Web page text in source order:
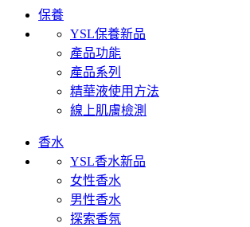
保養
YSL保養新品
產品功能
產品系列
精華液使用方法
線上肌膚檢測
香水
YSL香水新品
女性香水
男性香水
探索香氛